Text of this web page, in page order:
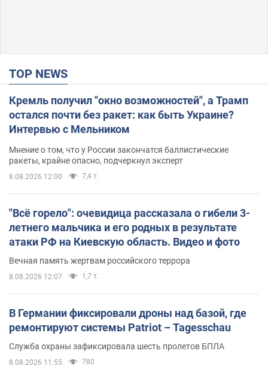
TOP NEWS
Кремль получил "окно возможностей", а Трамп
остался почти без ракет: как быть Украине?
Интервью с Мельником
Мнение о том, что у России закончатся баллистические
ракеты, крайне опасно, подчеркнул эксперт
8.08.2026 12:00 7,4 т.
"Всё горело": очевидица рассказала о гибели 3-
летнего мальчика и его родных в результате
атаки РФ на Киевскую область. Видео и фото
Вечная память жертвам российского террора
8.08.2026 12:07 1,7 т.
В Германии фиксировали дроны над базой, где
ремонтируют системы Patriot – Tagesschau
Служба охраны зафиксировала шесть пролетов БПЛА
8.08.2026 11:55 780